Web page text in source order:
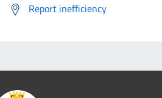
Report inefficiency